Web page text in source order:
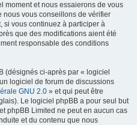
moment et nous essaierons de vous
nous vous conseillons de vérifier
si vous continuez à participer à
que des modifications aient été
responsable des conditions
(désignés ci-après par « logiciel
logiciel de forum de discussions
GNU 2.0 » et qui peut être
Le logiciel phpBB a pour seul but
phpBB Limited ne peut en aucun cas
et du contenu que nous